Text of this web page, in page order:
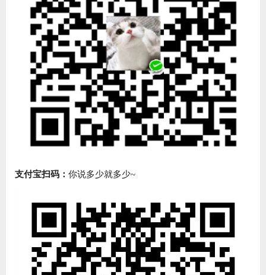
支付宝扫码： 你说多少就多少~